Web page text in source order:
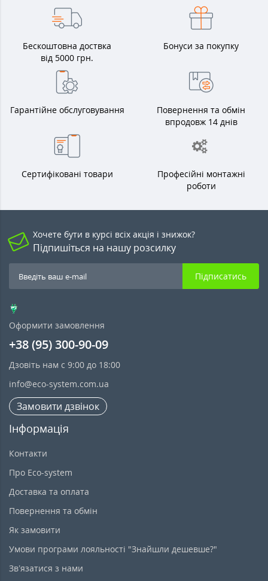
Бескоштовна доствка
від 5000 грн.
Бонуси за покупку
Гарантійне обслуговування
Повернення та обмін
впродовж 14 днів
Сертифіковані товари
Професійні монтажні
роботи
Хочете бути в курсі всіх акція і знижок?
Підпишіться на нашу розсилку
Підписатись
Оформити замовлення
+38 (95) 300-90-09
Дзовіть нам с 9:00 до 18:00
info@eco-system.com.ua
Замовити дзвінок
Інформація
Контакти
Про Eco-system
Доставка та оплата
Повернення та обмін
Як замовити
Умови програми лояльності "Знайшли дешевше?"
Зв’язатися з нами